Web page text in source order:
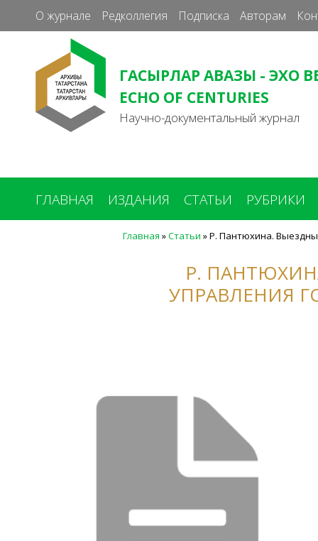
О журнале Редколлегия Подписка Авторам
ГАСЫРЛАР АВАЗЫ - ЭХО
ECHO OF CENTURIES
Научно-документальный журнал
ГЛАВНАЯ ИЗДАНИЯ СТАТЬИ РУБРИКИ
Главная »Статьи »Р. Пантюхина.
Р.
УПРАВЛЕНИЯ